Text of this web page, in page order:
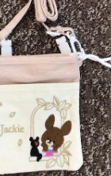
(クイズ・